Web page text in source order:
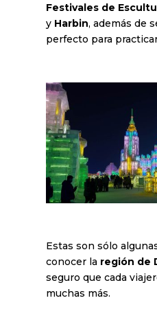
Festivales de
y Harbin, además de
perfecto para
Estas son sólo
conocer la región de
seguro que cada
muchas más.